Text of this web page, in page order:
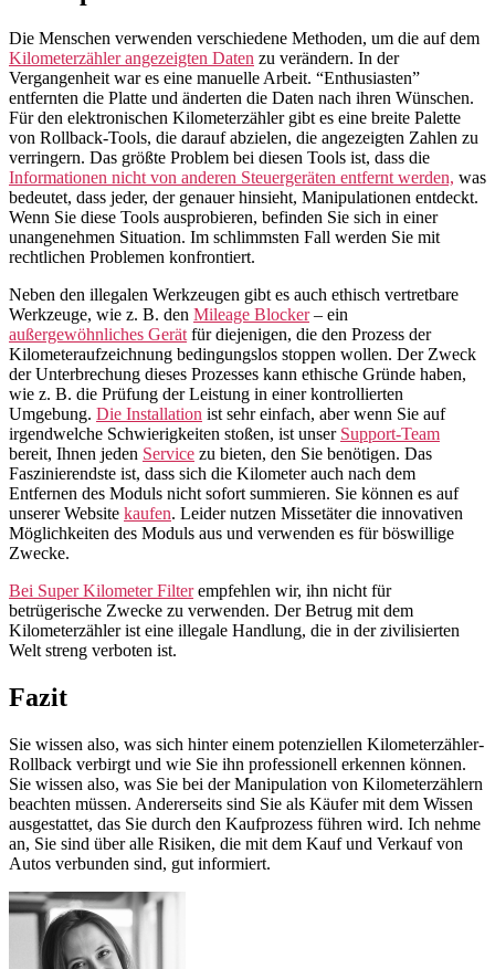
Die Menschen verwenden verschiedene Methoden, um die auf dem
Kilometerzähler angezeigten Daten zu verändern. In der
Vergangenheit war es eine manuelle Arbeit. “Enthusiasten”
entfernten die Platte und änderten die Daten nach ihren Wünschen.
Für den elektronischen Kilometerzähler gibt es eine breite Palette
von Rollback-Tools, die darauf abzielen, die angezeigten Zahlen zu
verringern. Das größte Problem bei diesen Tools ist, dass die
Informationen nicht von anderen Steuergeräten entfernt werden, was
bedeutet, dass jeder, der genauer hinsieht, Manipulationen entdeckt.
Wenn Sie diese Tools ausprobieren, befinden Sie sich in einer
unangenehmen Situation. Im schlimmsten Fall werden Sie mit
rechtlichen Problemen konfrontiert.
Neben den illegalen Werkzeugen gibt es auch ethisch vertretbare
Werkzeuge, wie z. B. den Mileage Blocker– ein
außergewöhnliches Gerät für diejenigen, die den Prozess der
Kilometeraufzeichnung bedingungslos stoppen wollen. Der Zweck
der Unterbrechung dieses Prozesses kann ethische Gründe haben,
wie z. B. die Prüfung der Leistung in einer kontrollierten
Umgebung. Die Installation ist sehr einfach, aber wenn Sie auf
irgendwelche Schwierigkeiten stoßen, ist unser Support-Team
bereit, Ihnen jeden Service zu bieten, den Sie benötigen. Das
Faszinierendste ist, dass sich die Kilometer auch nach dem
Entfernen des Moduls nicht sofort summieren. Sie können es auf
unserer Website kaufen. Leider nutzen Missetäter die innovativen
Möglichkeiten des Moduls aus und verwenden es für böswillige
Zwecke.
Bei Super Kilometer Filterempfehlen wir, ihn nicht für
betrügerische Zwecke zu verwenden. Der Betrug mit dem
Kilometerzähler ist eine illegale Handlung, die in der zivilisierten
Welt streng verboten ist.
Fazit
Sie wissen also, was sich hinter einem potenziellen Kilometerzähler-
Rollback verbirgt und wie Sie ihn professionell erkennen können.
Sie wissen also, was Sie bei der Manipulation von Kilometerzählern
beachten müssen. Andererseits sind Sie als Käufer mit dem Wissen
ausgestattet, das Sie durch den Kaufprozess führen wird. Ich nehme
an, Sie sind über alle Risiken, die mit dem Kauf und Verkauf von
Autos verbunden sind, gut informiert.